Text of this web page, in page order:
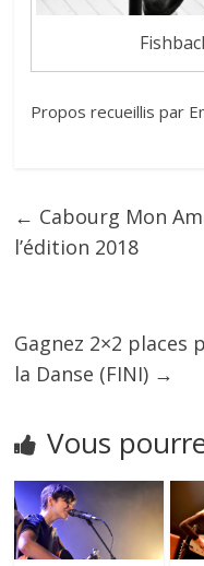
Propos recueillis par
← Cabourg Mon
l’édition 2018
Gagnez 2×2 places
la Danse (FINI) →
Vous